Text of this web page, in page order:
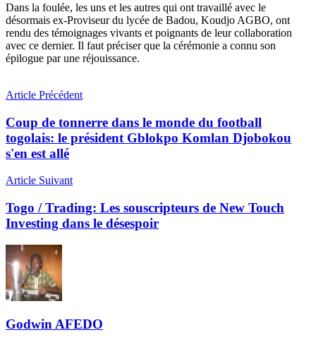
Dans la foulée, les uns et les autres qui ont travaillé avec le
désormais ex-Proviseur du lycée de Badou, Koudjo AGBO, ont
rendu des témoignages vivants et poignants de leur collaboration
avec ce dernier. Il faut préciser que la cérémonie a connu son
épilogue par une réjouissance.
Article Précédent
Coup de tonnerre dans le monde du football
togolais: le président Gblokpo Komlan Djobokou
s'en est allé
Article Suivant
Togo / Trading: Les souscripteurs de New Touch
Investing dans le désespoir
Godwin AFEDO